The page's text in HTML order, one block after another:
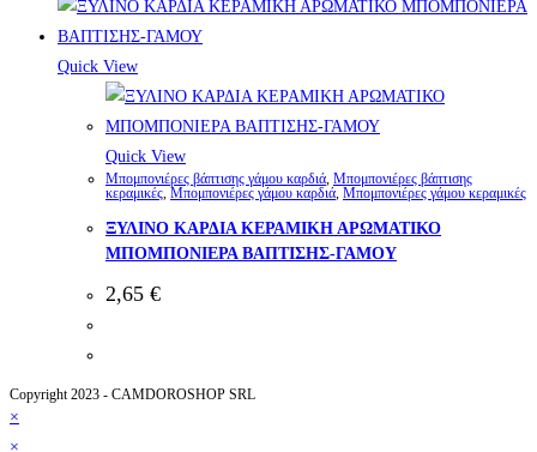
Quick View
Quick View
Μπομπονιέρες βάπτισης γάμου καρδιά Μπομπονιέρες βάπτισης
κεραμικές Μπομπονιέρες γάμου καρδιά Μπομπονιέρες γάμου κεραμικές
ΞΥΛΙΝΟ ΚΑΡΔΙΑ ΚΕΡΑΜΙΚΗ ΑΡΩΜΑΤΙΚΟ
ΜΠΟΜΠΟΝΙΕΡΑ ΒΑΠΤΙΣΗΣ-ΓΑΜΟΥ
2,65 €
Copyright 2023 - CAMDOROSHOP SRL
×
×